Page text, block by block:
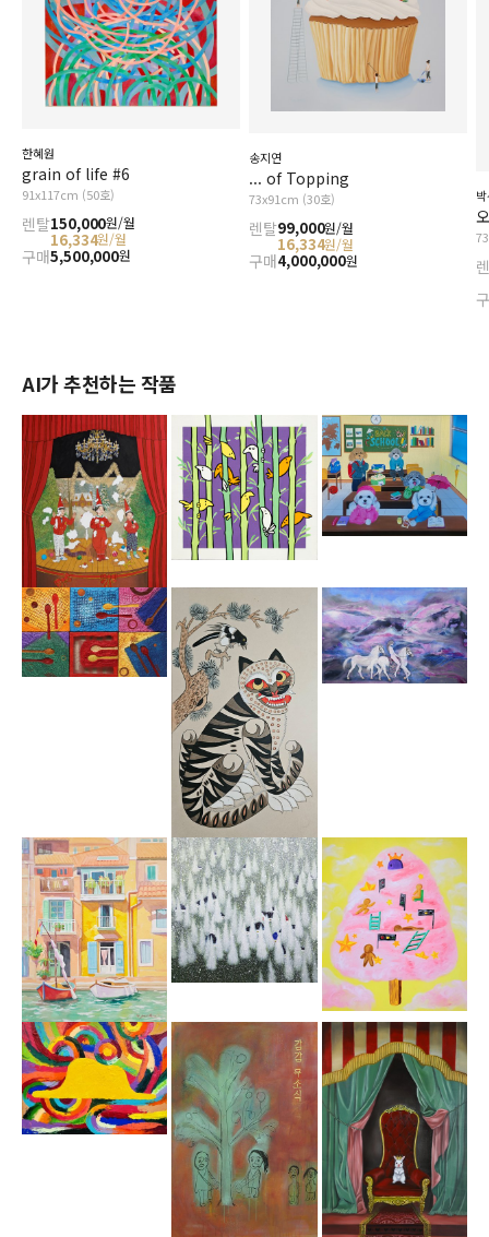
한혜원
grain of life #6
91x117cm (50호)
렌탈150,000원/월
16,334원/월
구매5,500,000원
송지연
... of Topping
73x91cm (30호)
렌탈99,000원/월
16,334원/월
구매4,000,000원
AI가 추천하는 작품